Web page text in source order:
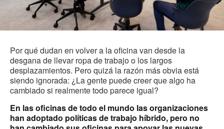
Por qué dudan en volver a la oficina van desde la
desgana de llevar ropa de trabajo o los largos
desplazamientos. Pero quizá la razón más obvia está
siendo ignorada: ¿La gente puede creer que algo ha
cambiado si realmente todo parece igual?
En las oficinas de todo el mundo las organizaciones
han adoptado políticas de trabajo híbrido, pero no